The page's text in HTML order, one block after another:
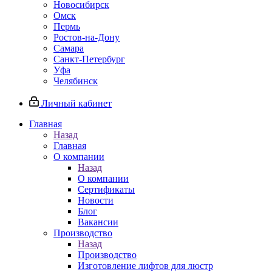
Новосибирск
Омск
Пермь
Ростов-на-Дону
Самара
Санкт-Петербург
Уфа
Челябинск
Личный кабинет
Главная
Назад
Главная
О компании
Назад
О компании
Сертификаты
Новости
Блог
Вакансии
Производство
Назад
Производство
Изготовление лифтов для люстр